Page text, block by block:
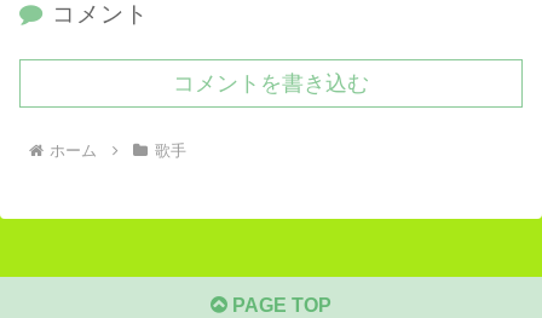
コメント
コメントを書き込む
ホーム 歌手
PAGE TOP